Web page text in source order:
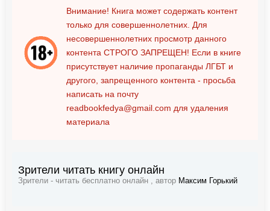
Внимание! Книга может содержать контент
только для совершеннолетних. Для
несовершеннолетних просмотр данного
контента СТРОГО ЗАПРЕЩЕН! Если в книге
присутствует наличие пропаганды ЛГБТ и
другого, запрещенного контента - просьба
написать на почту
readbookfedya@gmail.com для удаления
материала
Зрители читать книгу онлайн
Зрители - читать бесплатно онлайн , автор Максим Горький